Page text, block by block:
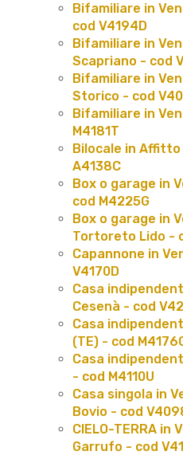
Bifamiliare in
cod V4194D
Bifamiliare in
Scapriano - cod
Bifamiliare in
Storico - cod
Bifamiliare in
M4181T
Bilocale in Affitto
A4138C
Box o garage in
cod M4225G
Box o garage in
Tortoreto Lido -
Capannone in
V4170D
Casa
Cesenà - cod
Casa
(TE) - cod
Casa
- cod M4110U
Casa singola in
Bovio - cod
CIELO-TERRA in
Garrufo - cod